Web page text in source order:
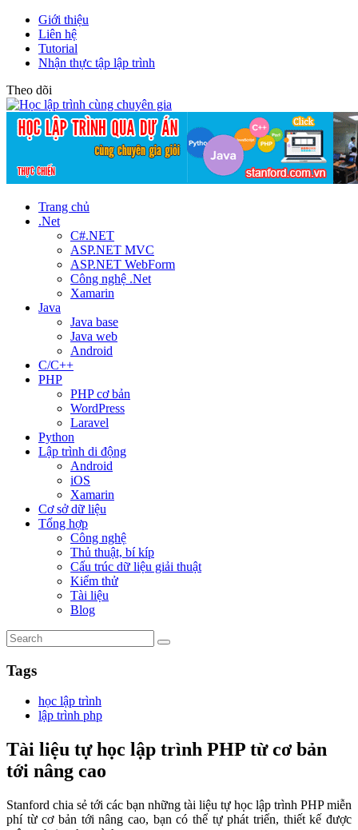
Giới thiệu
Liên hệ
Tutorial
Nhận thực tập lập trình
Theo dõi
Trang chủ
.Net
C#.NET
ASP.NET MVC
ASP.NET WebForm
Công nghệ .Net
Xamarin
Java
Java base
Java web
Android
C/C++
PHP
PHP cơ bản
WordPress
Laravel
Python
Lập trình di động
Android
iOS
Xamarin
Cơ sở dữ liệu
Tổng hợp
Công nghệ
Thủ thuật, bí kíp
Cấu trúc dữ liệu giải thuật
Kiểm thử
Tài liệu
Blog
Tags
học lập trình
lập trình php
Tài liệu tự học lập trình PHP từ cơ bản
tới nâng cao
Stanford chia sẻ tới các bạn những tài liệu tự học lập trình PHP miễn
phí từ cơ bản tới nâng cao, bạn có thể tự phát triển, thiết kế được